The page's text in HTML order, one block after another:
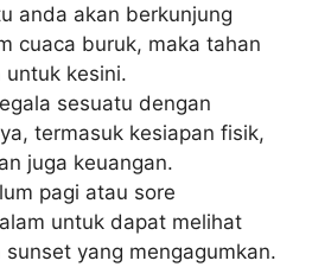
anda akan berkunjung
cuaca buruk, maka tahan
untuk kesini.
sesuatu dengan
termasuk kesiapan fisik,
juga keuangan.
pagi atau sore
untuk dapat melihat
yang mengagumkan.